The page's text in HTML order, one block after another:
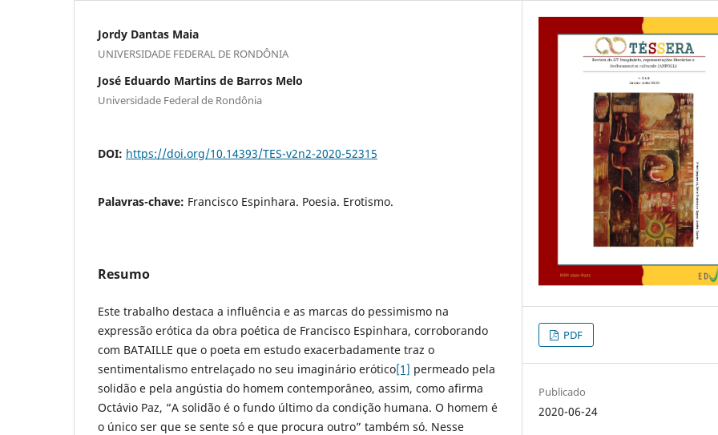
Jordy Dantas Maia
UNIVERSIDADE FEDERAL DE RONDÔNIA
José Eduardo Martins de Barros Melo
Universidade Federal de Rondônia
DOI: https://doi.org/10.14393/TES-v2n2-2020-52315
Palavras-chave: Francisco Espinhara. Poesia. Erotismo.
Resumo
Este trabalho destaca a influência e as marcas do pessimismo na
expressão erótica da obra poética de Francisco Espinhara, corroborando
com BATAILLE que o poeta em estudo exacerbadamente traz o
sentimentalismo entrelaçado no seu imaginário erótico[1] permeado pela
solidão e pela angústia do homem contemporâneo, assim, como afirma
Octávio Paz, “A solidão é o fundo último da condição humana. O homem é
o único ser que se sente só e que procura outro” também só. Nesse
PDF
Publicado
2020-06-24